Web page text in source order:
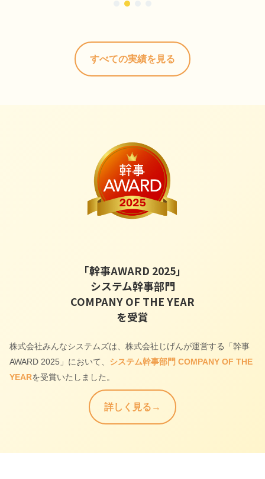
すべての実績を見る
「幹事AWARD 2025」
システム幹事部門
COMPANY OF THE YEAR
を受賞
株式会社みんなシステムズは、株式会社じげんが運営する「幹事
AWARD 2025」において、 システム幹事部門 COMPANY OF THE
YEARを受賞いたしました。
詳しく見る